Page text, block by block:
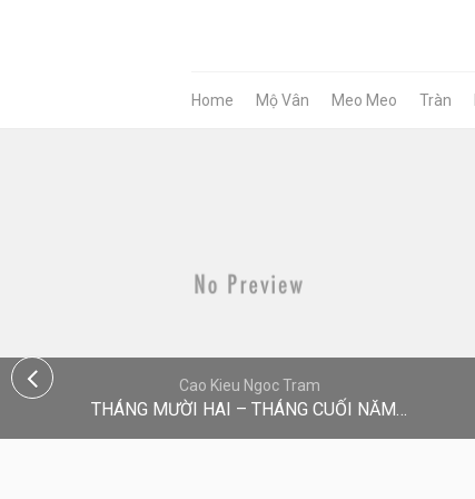
Home Mộ Vân Meo Meo Tràn
Cao Kieu Ngoc Tram
THÁNG MƯỜI HAI – THÁNG CUỐI NĂM…